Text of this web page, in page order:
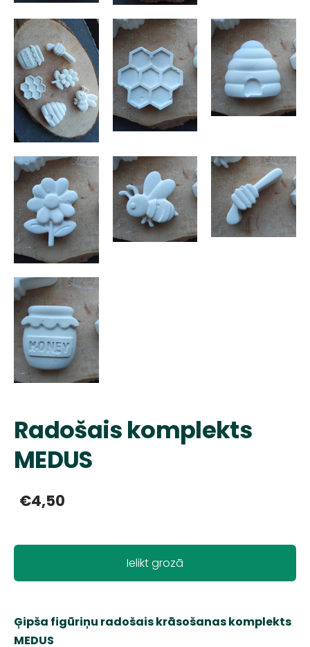
Radošais komplekts
MEDUS
€4,50
Ielikt grozā
Ģipša figūriņu radošais krāsošanas komplekts
MEDUS